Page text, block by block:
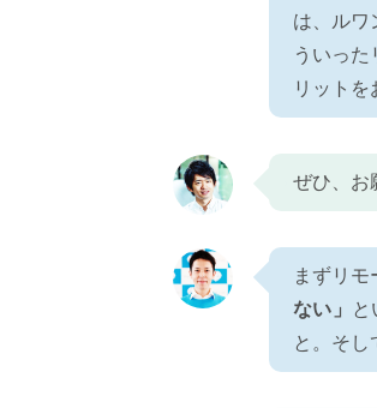
は、ルワ
ういっ
リットを
ぜひ、お
まずリ
ない」
と
と。そし